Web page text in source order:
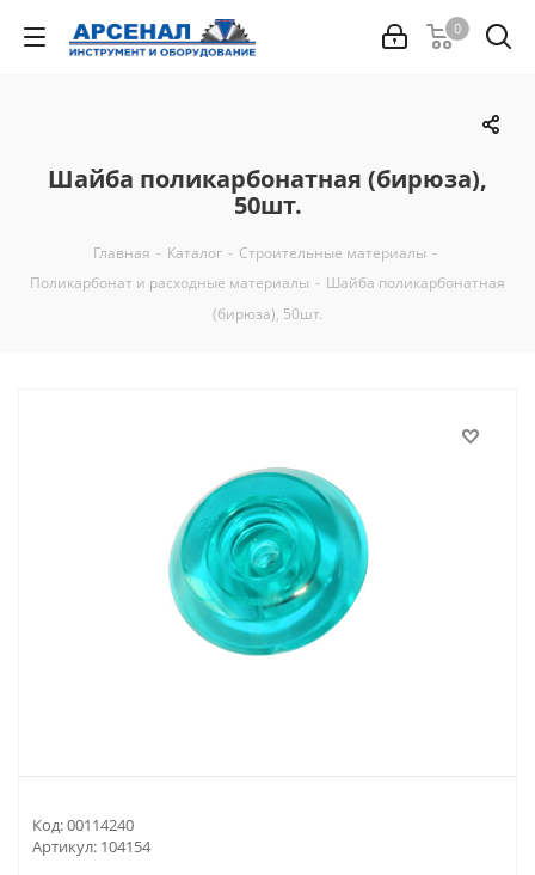
0
Шайба поликарбонатная (бирюза),
50шт.
Главная - Каталог - Строительные материалы -
Поликарбонат и расходные материалы - Шайба поликарбонатная
(бирюза), 50шт.
Код:00114240
Артикул: 104154